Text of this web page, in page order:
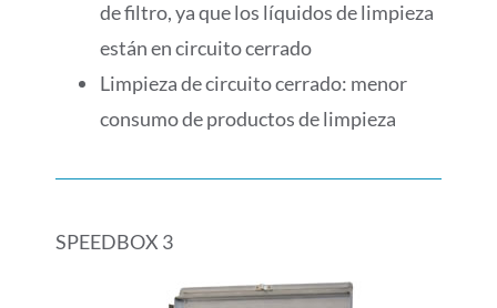
de filtro, ya que los líquidos de limpieza
están en circuito cerrado
Limpieza de circuito cerrado: menor
consumo de productos de limpieza
SPEEDBOX 3